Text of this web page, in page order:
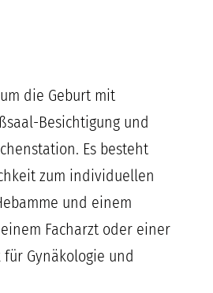
die Geburt mit
Besichtigung und
Es besteht
zum individuellen
und einem
Facharzt oder einer
Gynäkologie und